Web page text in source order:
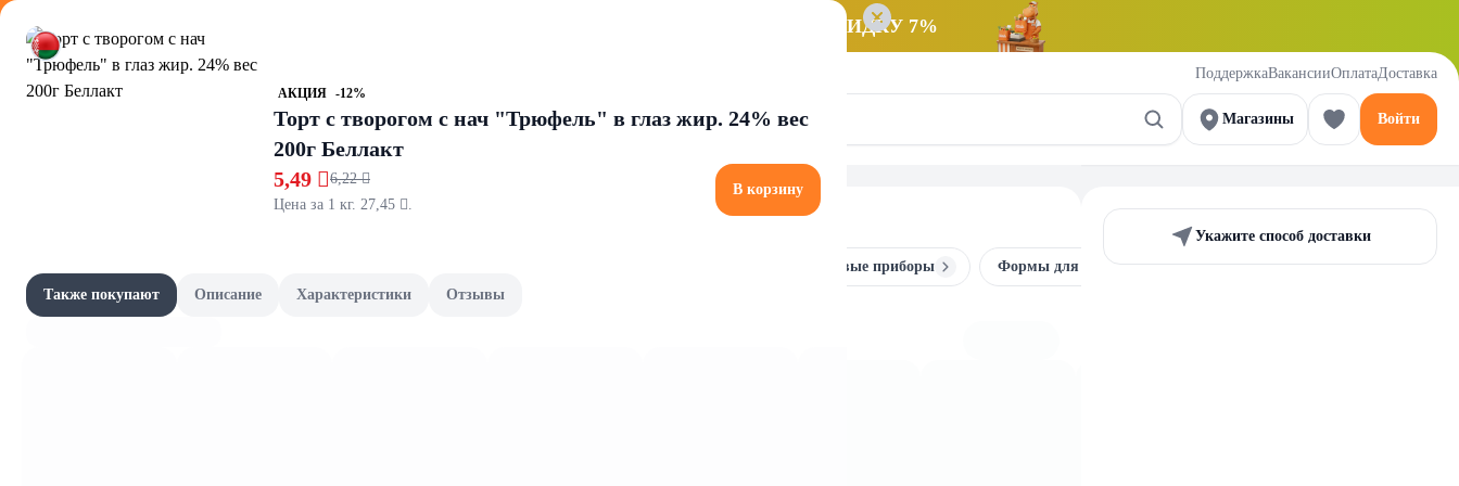
Оформляйте заказ НА САМОВЫВОЗ и получайте СКИДКУ 7%
ПоддержкаВакансииОплатаДоставка
Магазины Войти
Товары-партнёры
Столовые приборы Формы для запекания и противень Посуда из бамбука и
Укажите способ доставки
АКЦИЯ -12%
Торт с творогом с нач "Трюфель" в глаз жир. 24% вес
200г Беллакт
5,49 6,22 
Цена за 1 кг. 27,45 .
В корзину
Также покупают Описание Характеристики Отзывы